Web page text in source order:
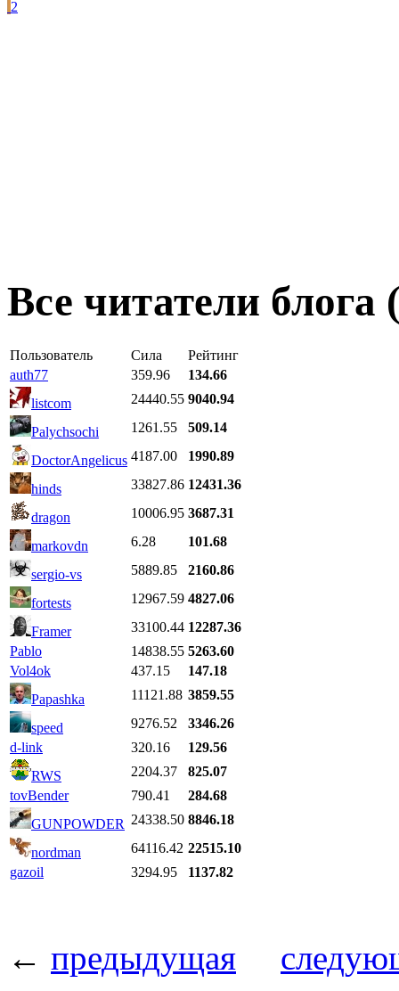
2
Все читатели
Пользователь Сила
Рейтинг
auth77
359.96
134.66
listcom
24440.55 9040.94
Palychsochi 1261.55 509.14
DoctorAngelicus 4187.00 1990.89
hinds 33827.86 12431.36
dragon 10006.95 3687.31
markovdn 6.28 101.68
sergio-vs 5889.85 2160.86
fortests 12967.59 4827.06
Framer 33100.44 12287.36
Pablo
14838.55 5263.60
Vol4ok
437.15
147.18
Papashka
11121.88 3859.55
speed 9276.52
3346.26
d-link
320.16
129.56
RWS
2204.37
825.07
tovBender
790.41
284.68
GUNPOWDER 24338.50 8846.18
nordman 64116.42 22515.10
gazoil
3294.95 1137.82
← предыдущая